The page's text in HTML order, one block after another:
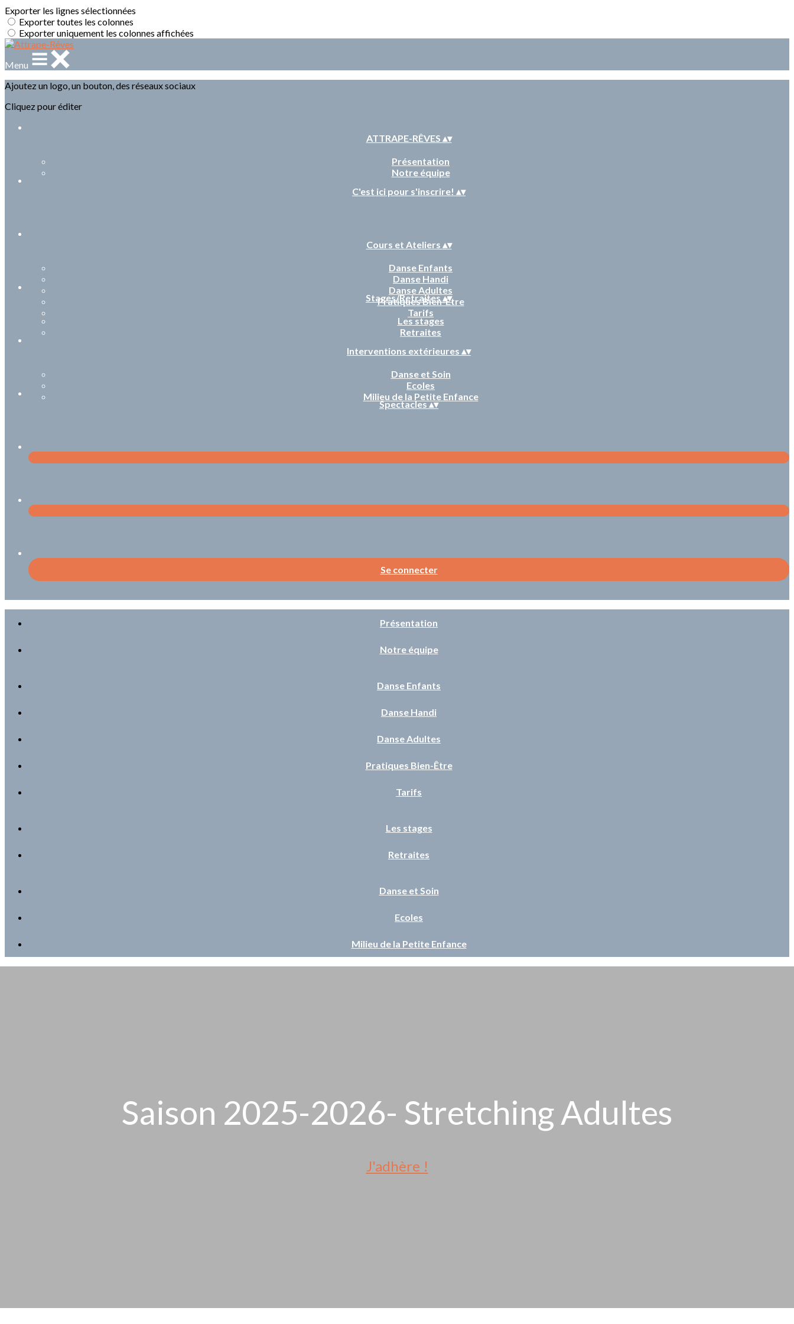
Exporter les lignes sélectionnées
Exporter toutes les colonnes
Exporter uniquement les colonnes affichées
Menu
Ajoutez un logo, un bouton, des réseaux sociaux
Cliquez pour éditer
ATTRAPE-RÊVES ▴▾
Présentation
Notre équipe
C'est ici pour s'inscrire! ▴▾
Cours et Ateliers ▴▾
Danse Enfants
Danse Handi
Danse Adultes
Pratiques Bien-Être
Tarifs
Stages/Retraites▴▾
Les stages
Retraites
Interventions extérieures ▴▾
Danse et Soin
Ecoles
Milieu de la Petite Enfance
Spectacles▴▾
Se connecter
Présentation
Notre équipe
Danse Enfants
Danse Handi
Danse Adultes
Pratiques Bien-Être
Tarifs
Les stages
Retraites
Danse et Soin
Ecoles
Milieu de la Petite Enfance
Saison 2025-2026- Stretching Adultes
J'adhère !